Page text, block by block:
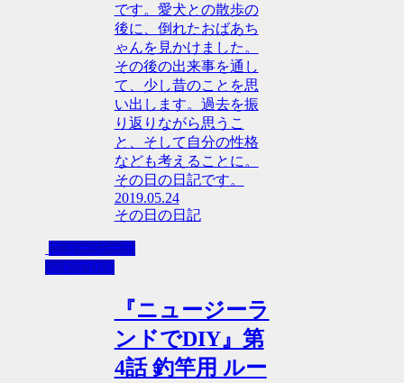
です。愛犬との散歩の
後に、倒れたおばあち
ゃんを見かけました。
その後の出来事を通し
て、少し昔のことを思
い出します。過去を振
り返りながら思うこ
と、そして自分の性格
なども考えることに。
その日の日記です。
2019.05.24
その日の日記
ニュージーラ
ンドでDIY
『ニュージーラ
ンドでDIY』第
4話 釣竿用 ルー